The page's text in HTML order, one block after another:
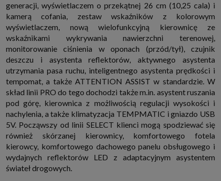
generacji, wyświetlaczem o przekątnej 26 cm (10,25 cala) i
kamerą cofania, zestaw wskaźników z kolorowym
wyświetlaczem, nową wielofunkcyjną kierownicę ze
wskaźnikami wykrywania nawierzchni terenowej,
monitorowanie ciśnienia w oponach (przód/tył), czujnik
deszczu i asystenta reflektorów, aktywnego asystenta
utrzymania pasa ruchu, inteligentnego asystenta prędkości i
tempomat, a także ATTENTION ASSIST w standardzie. W
skład linii PRO do tego dochodzi także m.in. asystent ruszania
pod górę, kierownica z możliwością regulacji wysokości i
nachylenia, a także klimatyzacja TEMPMATIC i gniazdo USB
5V. Począwszy od linii SELECT klienci mogą spodziewać się
również skórzanej kierownicy, komfortowego fotela
kierowcy, komfortowego dachowego panelu obsługowego i
wydajnych reflektorów LED z adaptacyjnym asystentem
świateł drogowych.